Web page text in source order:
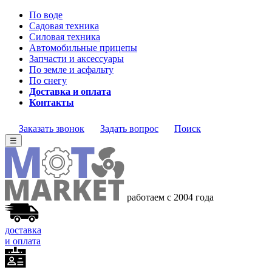
По воде
Садовая техника
Силовая техника
Автомобильные прицепы
Запчасти и аксессуары
По земле и асфальту
По снегу
Доставка и оплата
Контакты
Заказать звонок Задать вопрос Поиск
☰
работаем с 2004 года
доставка
и оплата